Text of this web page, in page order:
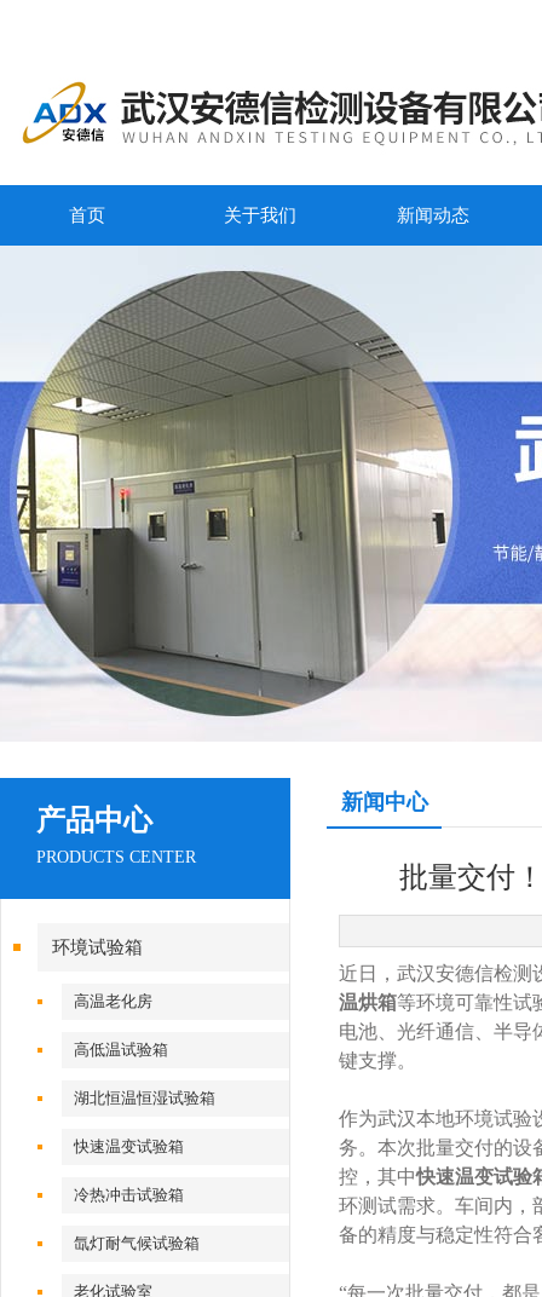
首页 关于我们 新闻动态
产品中心
PRODUCTS CENTER
环境试验箱
高温老化房
高低温试验箱
湖北恒温恒湿试验箱
快速温变试验箱
冷热冲击试验箱
氙灯耐气候试验箱
老化试验室
新闻中心
批量交付
近日，武汉安德信检测
温烘箱等环境可靠性试
电池、光纤通信、半导
键支撑。
作为武汉本地环境试验
务。本次批量交付的设
控，其中快速温变试验
环测试需求。车间内，
备的精度与稳定性符合
“每一次批量交付，都